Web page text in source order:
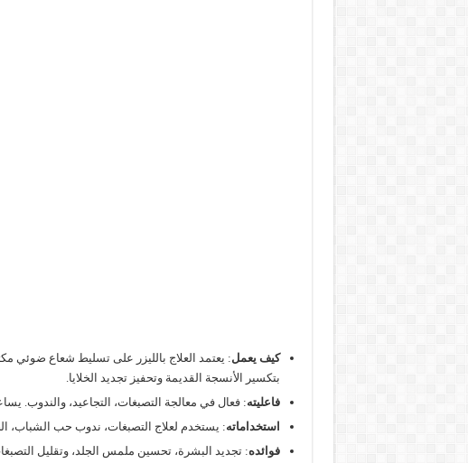
كيف يعمل: يعتمد العلاج بالليزر على تسليط شعاع ضوئي
بتكسير الأنسجة القديمة وتحفيز تجديد الخلايا.
فاعليته: فعال في معالجة التصبغات، التجاعيد، والندوب.
استخداماته: يستخدم لعلاج التصبغات، ندوب حب الشباب،
فوائده: تجديد البشرة، تحسين ملمس الجلد، وتقليل